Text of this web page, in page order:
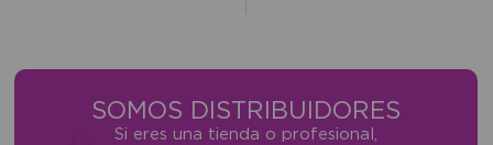
SOMOS DISTRIBUIDORES
Si eres una tienda o profesional,